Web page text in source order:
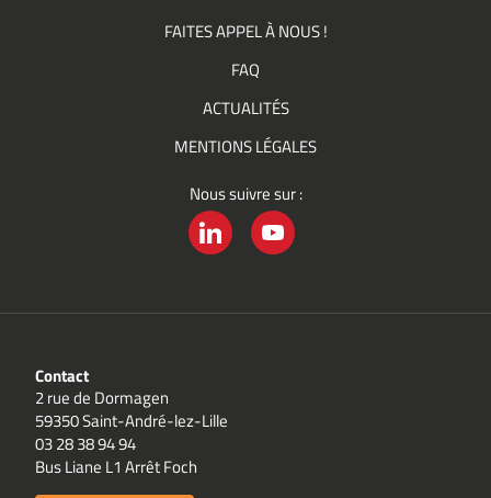
FAITES APPEL À NOUS !
FAQ
ACTUALITÉS
MENTIONS LÉGALES
Nous suivre sur :
Contact
2 rue de Dormagen
59350 Saint-André-lez-Lille
03 28 38 94 94
Bus Liane L1 Arrêt Foch